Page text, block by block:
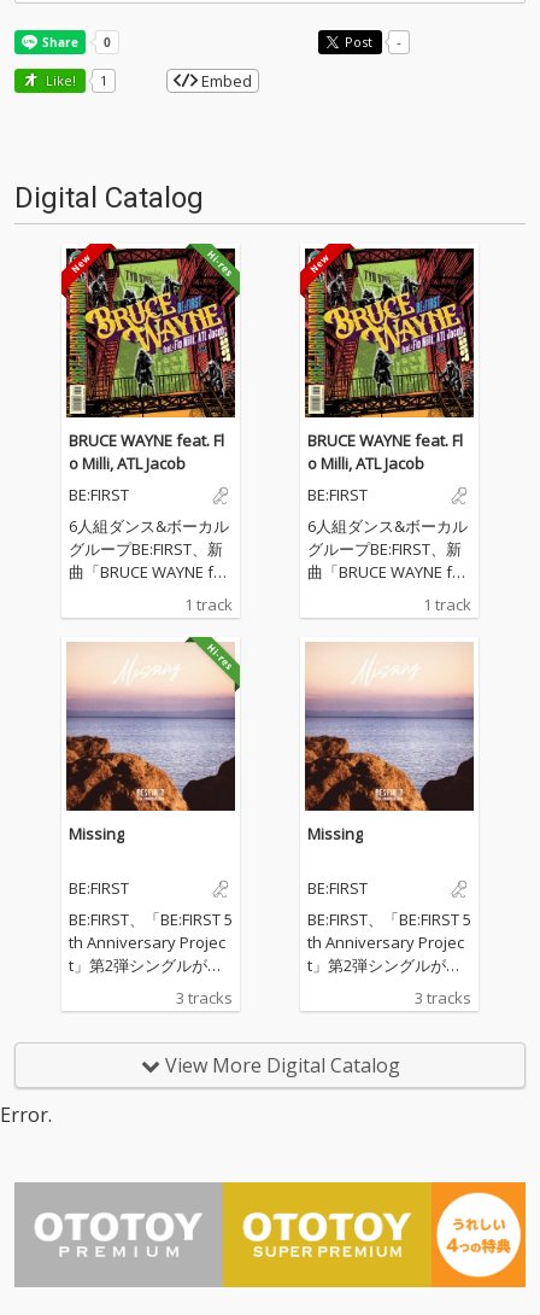
Post -
Like! 1 Embed
Digital Catalog
BRUCE WAYNE feat. Fl
o Milli, ATL Jacob
BE:FIRST
6人組ダンス&ボーカル
グループBE:FIRST、新
曲「BRUCE WAYNE fea
を配信リリース。 本楽
曲のプロデュースを手
掛けるのは、アトラン
タ出身のプロデューサ
ー／ラッパー／起業家
であるATL Jacob。Futu
re、Drake、Nicki Min
aj、Lil Baby、Kodak Bl
ackなど、現代ヒップ
ホップシーンを牽引す
るトップアーティスト
た、シーン屈指のヒッ
トメーカーだ。さら
に、フィーチャリング
アーティストとしてア
ービル出身のラッパー
019年にリリースした
を加える。
1 track
BRUCE WAYNE feat. Fl
o Milli, ATL Jacob
BE:FIRST
6人組ダンス&ボーカル
グループBE:FIRST、新
曲「BRUCE WAYNE fea
を配信リリース。 本楽
曲のプロデュースを手
掛けるのは、アトラン
タ出身のプロデューサ
ー／ラッパー／起業家
であるATL Jacob。Futu
re、Drake、Nicki Min
aj、Lil Baby、Kodak Bl
ackなど、現代ヒップ
ホップシーンを牽引す
るトップアーティスト
た、シーン屈指のヒッ
トメーカーだ。さら
に、フィーチャリング
アーティストとしてア
ービル出身のラッパー
019年にリリースした
に華やかで危険な彩り
を加える。
1 track
Missing
BE:FIRST
BE:FIRST、「BE:FIRST 5
th Anniversary Projec
t」第2弾シングルがリ
リース！ 記念すべき10
枚目のシングルのタイ
は、世界的DJ / プロデ
ューサーのJonas Blue
3 tracks
Missing
BE:FIRST
BE:FIRST、「BE:FIRST 5
th Anniversary Projec
t」第2弾シングルがリ
リース！ 記念すべき10
枚目のシングルのタイ
は、世界的DJ / プロデ
ューサーのJonas Blue
3 tracks
View More Digital Catalog
Error.